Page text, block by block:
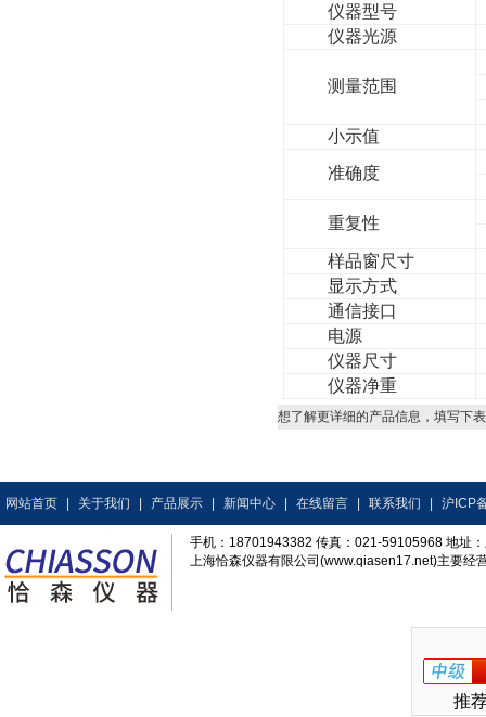
仪器型号
仪器光源
测量范围
小示值
准确度
重复性
样品窗尺寸
显示方式
通信接口
电源
仪器尺寸
仪器净重
想了解更详细的产品信息，填写下
网站首页 关于我们 产品展示 新闻中心 在线留言 联系我们 沪ICP
手机：18701943382 传真：021-59105968 地址
上海恰森仪器有限公司(www.qiasen17.net)主要经
推